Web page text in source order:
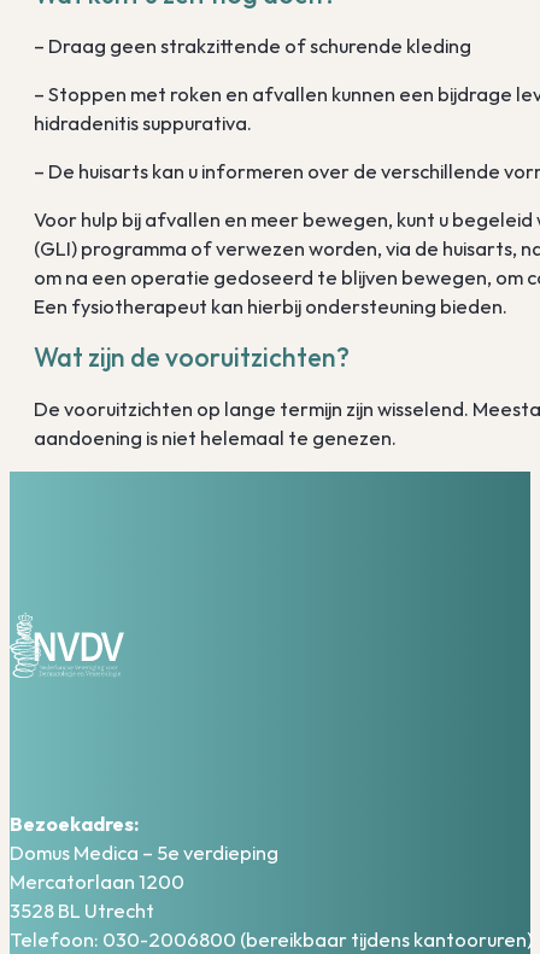
– Draag geen strakzittende of schurende kleding
– Stoppen met roken en afvallen kunnen een bijdrage
hidradenitis suppurativa.
– De huisarts kan u informeren over de verschillende
Voor hulp bij afvallen en meer bewegen, kunt u
(GLI) programma of verwezen worden, via de
om na een operatie gedoseerd te blijven bewegen,
Een fysiotherapeut kan hierbij ondersteuning bieden.
Wat zijn de vooruitzichten?
De vooruitzichten op lange termijn zijn wisselend.
aandoening is niet helemaal te genezen.
Bezoekadres:
Domus Medica – 5e verdieping
Mercatorlaan 1200
3528 BL Utrecht
Telefoon: 030-2006800 (bereikbaar tijdens kantooruren)